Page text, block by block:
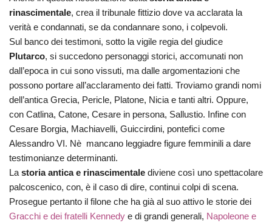
rinascimentale, crea il tribunale fittizio dove va acclarata la
verità e condannati, se da condannare sono, i colpevoli.
Sul banco dei testimoni, sotto la vigile regia del giudice
Plutarco, si succedono personaggi storici, accomunati non
dall’epoca in cui sono vissuti, ma dalle argomentazioni che
possono portare all’acclaramento dei fatti. Troviamo grandi nomi
dell’antica Grecia, Pericle, Platone, Nicia e tanti altri. Oppure,
con Catlina, Catone, Cesare in persona, Sallustio. Infine con
Cesare Borgia, Machiavelli, Guiccirdini, pontefici come
Alessandro VI. Nè mancano leggiadre figure femminili a dare
testimonianze determinanti.
Lastoria antica e rinascimentale diviene così uno spettacolare
palcoscenico, con, è il caso di dire, continui colpi di scena.
Prosegue pertanto il filone che ha già al suo attivo le storie dei
Gracchi e dei fratelli Kennedy e di grandi generali, Napoleone e